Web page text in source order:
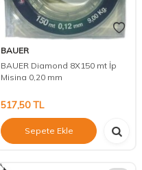
BAUER
BAUER Diamond 8X150 mt İp
Misina 0,20 mm
517,50TL
Sepete Ekle